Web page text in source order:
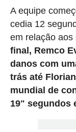
A equipe
cedia 12
em relação aos
final, Remco
danos com
trás até
mundial de
19" segundos